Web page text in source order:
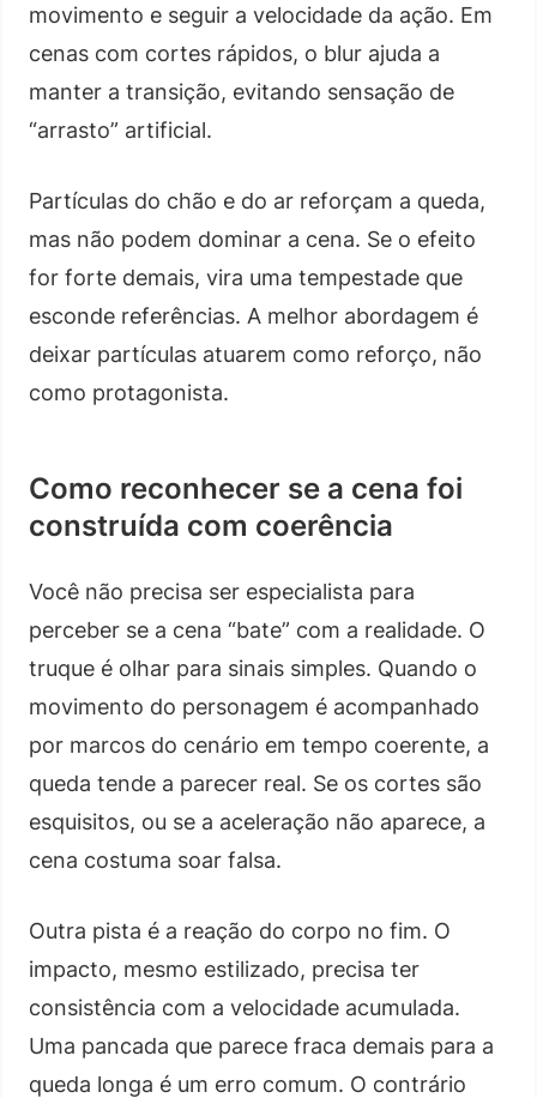
movimento e seguir a velocidade da ação. Em
cenas com cortes rápidos, o blur ajuda a
manter a transição, evitando sensação de
“arrasto” artificial.
Partículas do chão e do ar reforçam a queda,
mas não podem dominar a cena. Se o efeito
for forte demais, vira uma tempestade que
esconde referências. A melhor abordagem é
deixar partículas atuarem como reforço, não
como protagonista.
Como reconhecer se a cena foi
construída com coerência
Você não precisa ser especialista para
perceber se a cena “bate” com a realidade. O
truque é olhar para sinais simples. Quando o
movimento do personagem é acompanhado
por marcos do cenário em tempo coerente, a
queda tende a parecer real. Se os cortes são
esquisitos, ou se a aceleração não aparece, a
cena costuma soar falsa.
Outra pista é a reação do corpo no fim. O
impacto, mesmo estilizado, precisa ter
consistência com a velocidade acumulada.
Uma pancada que parece fraca demais para a
queda longa é um erro comum. O contrário